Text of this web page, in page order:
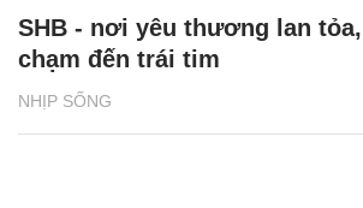
NHỊP SỐNG
SHB - nơi yêu thương lan
chạm đến trái tim